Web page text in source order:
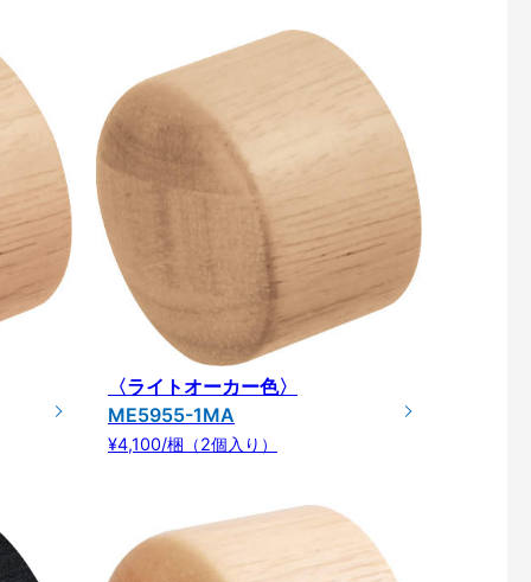
〈ライトオーカー色〉
ME5955-1MA
¥4,100/梱（2個入り）